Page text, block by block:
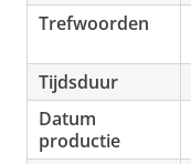
Trefwoorden
Tijdsduur
Datum
productie